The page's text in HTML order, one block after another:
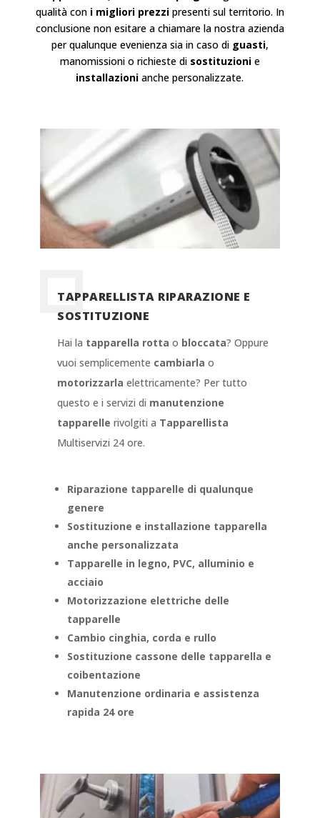
qualità coni migliori prezzipresenti sul territorio. In
conclusione non esitare a chiamare la nostra azienda
per qualunque evenienza sia in caso di guasti,
manomissioni o richieste di sostituzionie
installazioni anche personalizzate.
TAPPARELLISTA RIPARAZIONE E
SOSTITUZIONE
Hai la tapparella rotta o bloccata? Oppure
vuoi semplicemente cambiarla o
motorizzarla elettricamente? Per tutto
questo e i servizi di manutenzione
tapparelle rivolgiti a Tapparellista
Multiservizi 24 ore.
Riparazione tapparelle di qualunque
genere
Sostituzione e installazione tapparella
anche personalizzata
Tapparelle in legno, PVC, alluminio e
acciaio
Motorizzazione elettriche delle
tapparelle
Cambio cinghia, corda e rullo
Sostituzione cassone delle tapparella e
coibentazione
Manutenzione ordinaria e assistenza
rapida 24 ore